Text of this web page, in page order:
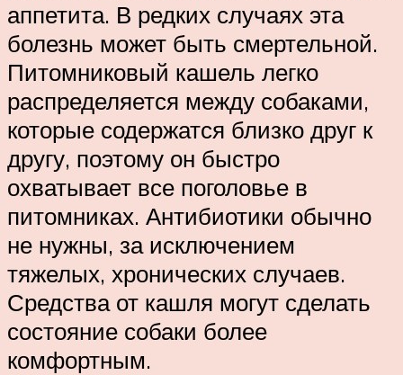
аппетита. В редких случаях эта
болезнь может быть смертельной.
Питомниковый кашель легко
распределяется между собаками,
которые содержатся близко друг к
другу, поэтому он быстро
охватывает все поголовье в
питомниках. Антибиотики обычно
не нужны, за исключением
тяжелых, хронических случаев.
Средства от кашля могут сделать
состояние собаки более
комфортным.